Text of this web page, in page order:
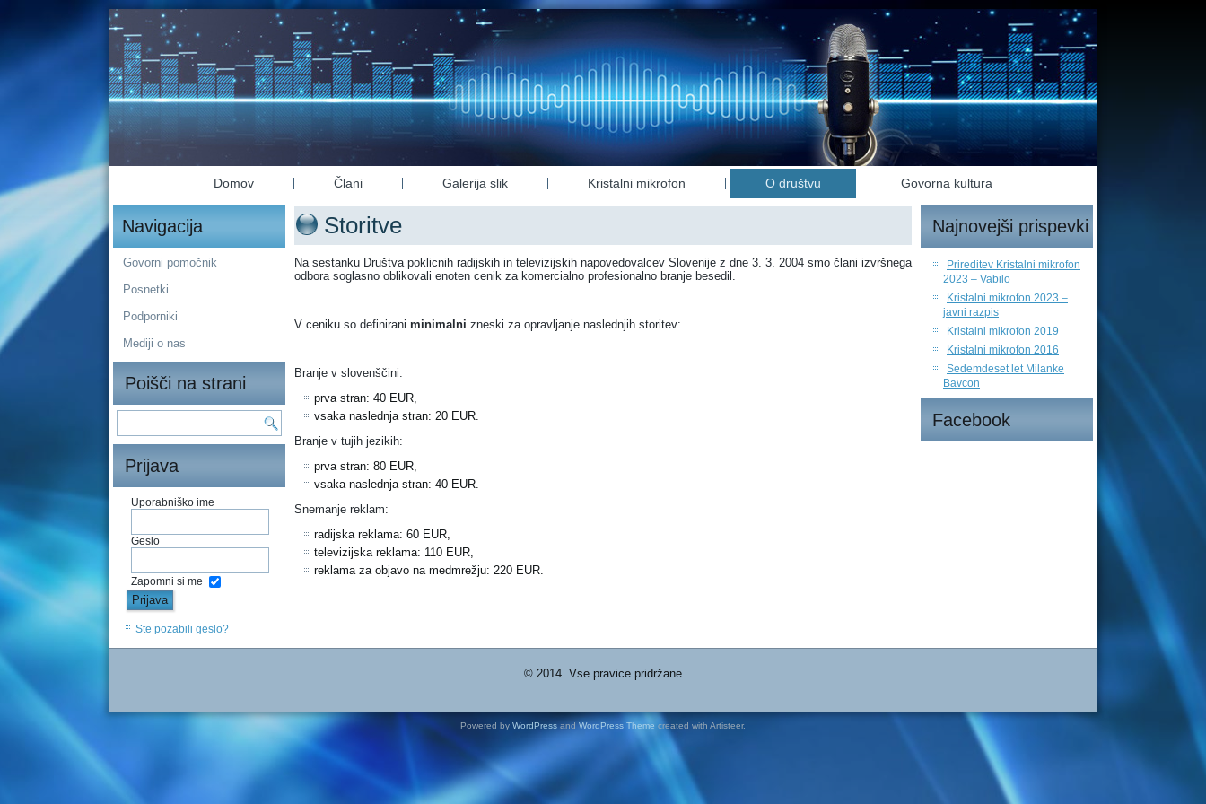
Domov Člani Galerija slik Kristalni mikrofon O društvu Govorna kultura
Navigacija
Govorni pomočnik
Posnetki
Podporniki
Mediji o nas
Poišči na strani
Prijava
Uporabniško ime
Geslo
Zapomni si me
Ste pozabili geslo?
Storitve
Na sestanku Društva poklicnih radijskih in televizijskih napovedovalcev Slovenije z dne 3. 3. 2004 smo člani izvršnega
odbora soglasno oblikovali enoten cenik za komercialno profesionalno branje besedil.
V ceniku so definirani minimalni zneski za opravljanje naslednjih storitev:
Branje v slovenščini:
prva stran: 40 EUR,
vsaka naslednja stran: 20 EUR.
Branje v tujih jezikih:
prva stran: 80 EUR,
vsaka naslednja stran: 40 EUR.
Snemanje reklam:
radijska reklama: 60 EUR,
televizijska reklama: 110 EUR,
reklama za objavo na medmrežju: 220 EUR.
Najnovejši prispevki
Prireditev Kristalni mikrofon
2023 – Vabilo
Kristalni mikrofon 2023 –
javni razpis
Kristalni mikrofon 2019
Kristalni mikrofon 2016
Sedemdeset let Milanke
Bavcon
Facebook
© 2014. Vse pravice pridržane
Powered by WordPressandWordPress Theme created with Artisteer.